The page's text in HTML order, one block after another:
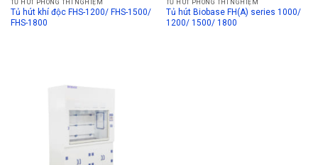
TỦ HÚT PHÒNG THÍ NGHIỆM
Tủ hút khí độc FHS-1200/ FHS-1500/
FHS-1800
TỦ HÚT PHÒNG THÍ NGHIỆM
Tủ hút Biobase FH(A) series 1000/
1200/ 1500/ 1800